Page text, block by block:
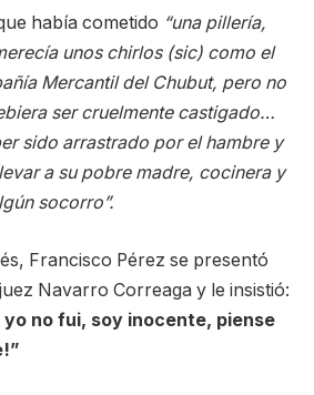
había cometido “una pillería,
unos chirlos (sic) como el
Mercantil del Chubut, pero no
ser cruelmente castigado…
sido arrastrado por el hambre y
a su pobre madre, cocinera y
socorro”.
Francisco Pérez se presentó
Navarro Correaga y le insistió:
yo no fui, soy inocente, piense